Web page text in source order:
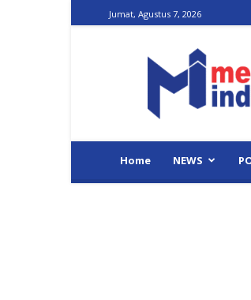
Jumat, Agustus 7, 2026
Home NEWS